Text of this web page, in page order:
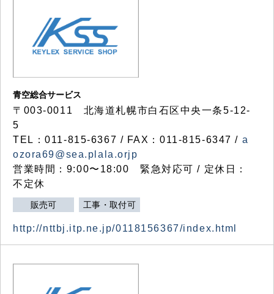
青空総合サービス
〒003-0011 北海道札幌市白石区中央一条5-12-
5
TEL：011-815-6367 / FAX：011-815-6347 / a
ozora69@sea.plala.orjp
営業時間：9:00〜18:00 緊急対応可 / 定休日：
不定休
販売可 工事・取付可
http://nttbj.itp.ne.jp/0118156367/index.html